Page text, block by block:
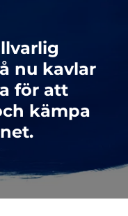
nu kavlar
för att
kämpa